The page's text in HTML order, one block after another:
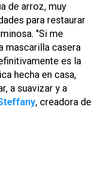
de arroz, muy
para restaurar
"Si me
mascarilla casera
es la
hecha en casa,
a suavizar y a
, creadora de